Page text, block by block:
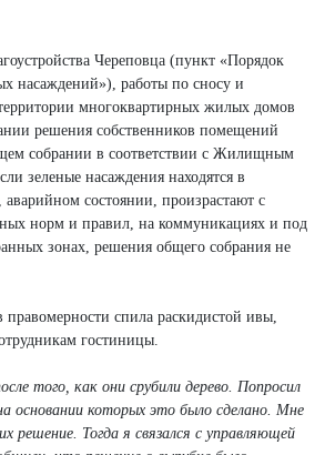
Череповца (пункт «Порядок
насаждений»), работы по сносу и
территории многоквартирных жилых домов
решения собственников помещений
собрании в соответствии с Жилищным
зеленые насаждения находятся в
аварийном состоянии, произрастают с
норм и правил, на коммуникациях и под
зонах, решения общего собрания не
правомерности спила раскидистой ивы,
гостиницы.
того, как они срубили дерево. Попросил
основании которых это было сделано. Мне
решение. Тогда я связался с управляющей